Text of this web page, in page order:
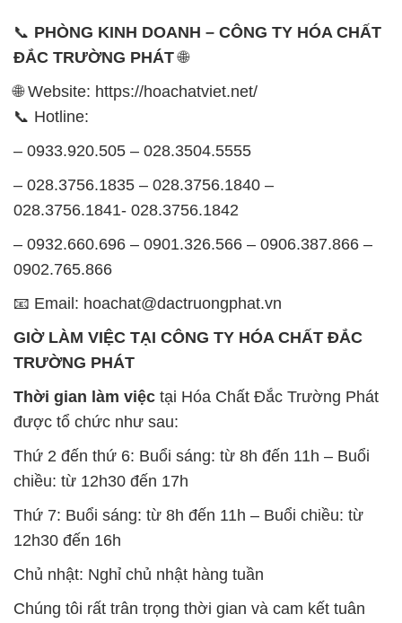
📞 PHÒNG KINH DOANH – CÔNG TY HÓA CHẤT
ĐẮC TRƯỜNG PHÁT🌐
🌐 Website: https://hoachatviet.net/
📞 Hotline:
– 0933.920.505 – 028.3504.5555
– 028.3756.1835 – 028.3756.1840 –
028.3756.1841- 028.3756.1842
– 0932.660.696 – 0901.326.566 – 0906.387.866 –
0902.765.866
📧 Email: hoachat@dactruongphat.vn
GIỜ LÀM VIỆC TẠI CÔNG TY HÓA CHẤT ĐẮC
TRƯỜNG PHÁT
Thời gian làm việc tại Hóa Chất Đắc Trường Phát
được tổ chức như sau:
Thứ 2 đến thứ 6: Buổi sáng: từ 8h đến 11h – Buổi
chiều: từ 12h30 đến 17h
Thứ 7: Buổi sáng: từ 8h đến 11h – Buổi chiều: từ
12h30 đến 16h
Chủ nhật: Nghỉ chủ nhật hàng tuần
Chúng tôi rất trân trọng thời gian và cam kết tuân